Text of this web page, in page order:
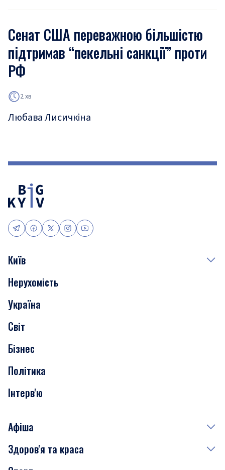
Сенат США переважною більшістю
підтримав “пекельні санкції” проти
РФ
2 хв
Любава Лисичкіна
Київ
Події
Скандали
Нерухомість
Транспорт
Нерухомість
Україна
Світ
Бізнес
Політика
Інтерв'ю
Афіша
Сьогодні
Здоров'я та краса